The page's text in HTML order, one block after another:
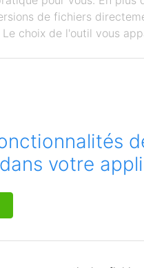
de fichiers
choix de l'outil vous
votre